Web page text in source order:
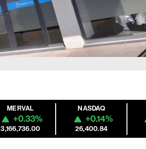
MERVAL
+0.33%
3,166,736.00
NASDAQ
+0.14%
26,400.84